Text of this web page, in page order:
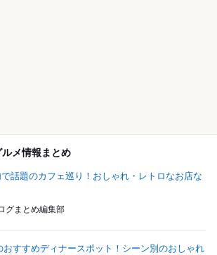
メ情報まとめ
話題のカフェ巡り！おしゃれ・レトロなお店な
グまとめ編集部
おすすめディナースポット！シーン別のおしゃれ